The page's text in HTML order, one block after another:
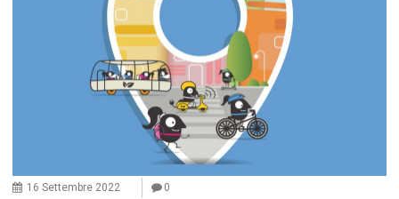
16 Settembre 2022 0